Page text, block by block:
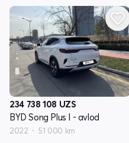
234 738 108 UZS
BYD Song Plus I - avlod
2022 51 000 km